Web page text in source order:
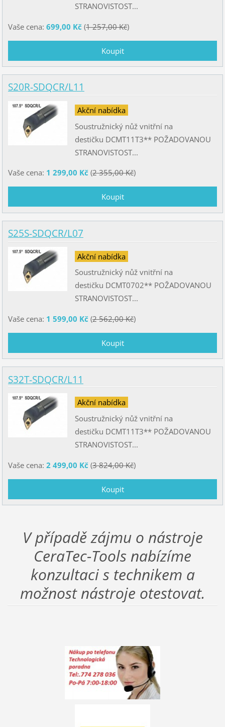
STRANOVISTOST...
Vaše cena: 699,00 Kč(1 257,00 Kč)
S20R-SDQCR/L11
Akční nabídka
Soustružnický nůž vnitřní na
destičku DCMT11T3** POŽADOVANOU
STRANOVISTOST...
Vaše cena: 1 299,00 Kč(2 355,00 Kč)
S25S-SDQCR/L07
Akční nabídka
Soustružnický nůž vnitřní na
destičku DCMT0702** POŽADOVANOU
STRANOVISTOST...
Vaše cena: 1 599,00 Kč(2 562,00 Kč)
S32T-SDQCR/L11
Akční nabídka
Soustružnický nůž vnitřní na
destičku DCMT11T3** POŽADOVANOU
STRANOVISTOST...
Vaše cena: 2 499,00 Kč(3 824,00 Kč)
V případě zájmu o nástroje
CeraTec-Tools nabízíme
konzultaci s technikem a
možnost nástroje otestovat.